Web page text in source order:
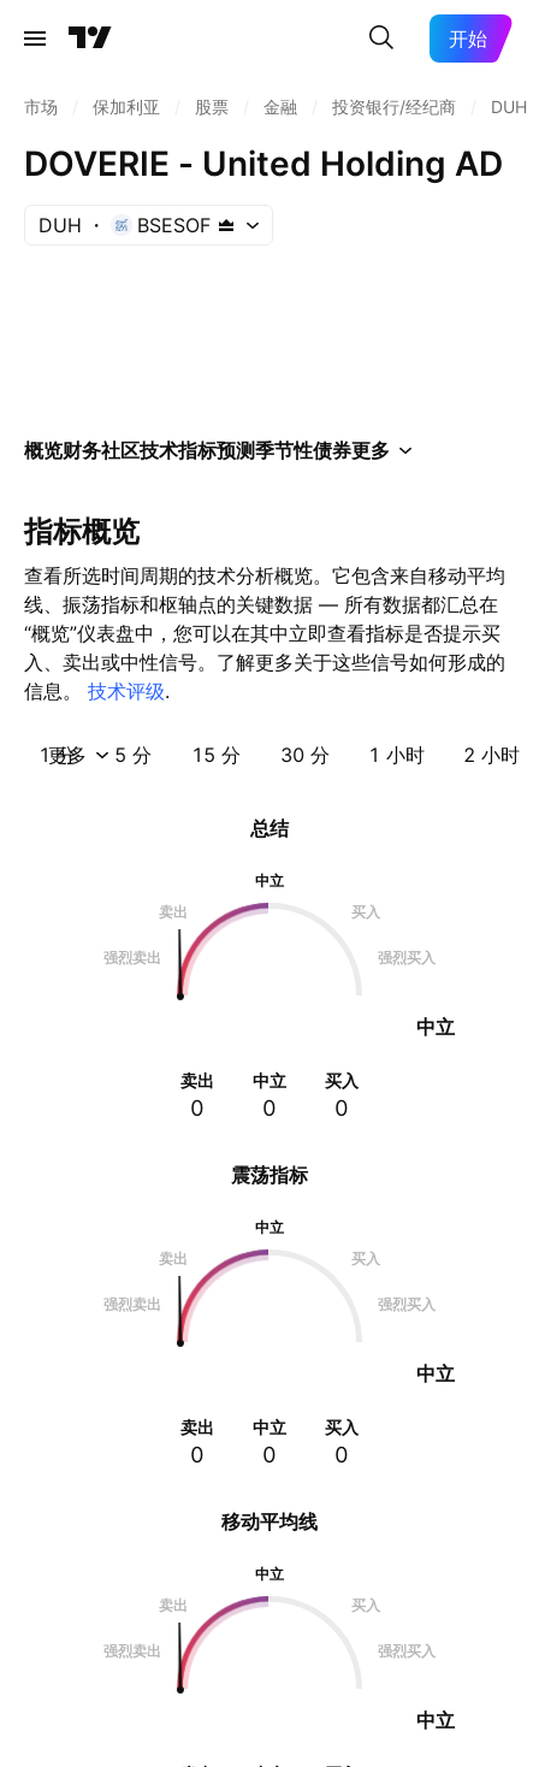
开始
市场 保加利亚 股票 金融 投资银行/经纪商 DUH
DOVERIE - United Holding AD
DUH BSESOF
概览财务社区技术指标预测季节性债券更多
指标概览
查看所选时间周期的技术分析概览。它包含来自移动平均
线、振荡指标和枢轴点的关键数据 — 所有数据都汇总在
“概览”仪表盘中，您可以在其中立即查看指标是否提示买
入、卖出或中性信号。了解更多关于这些信号如何形成的
信息。 技术评级.
1 分 5 分 15 分 30 分 1 小时 2 小时
更多
震荡指标
中立
卖出
买入
强烈卖出 强烈买入
中立
卖出
0
中立
0
买入
0
总结
中立
卖出
买入
强烈卖出 强烈买入
中立
卖出
0
中立
0
买入
0
移动平均线
中立
卖出
买入
强烈卖出 强烈买入
中立